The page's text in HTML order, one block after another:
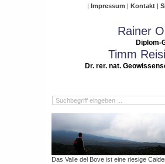
Impressum Kontakt
Rainer
Diplom-
Timm
Dr. rer. nat.
Das Valle del Bove ist eine riesige